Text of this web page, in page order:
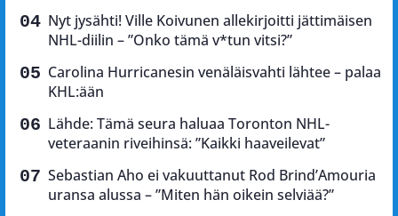
Nyt jysähti! Ville Koivunen allekirjoitti jättimäisen
NHL-diilin – ”Onko tämä v*tun vitsi?”
Carolina Hurricanesin venäläisvahti lähtee – palaa
KHL:ään
Lähde: Tämä seura haluaa Toronton NHL-
veteraanin riveihinsä: ”Kaikki haaveilevat”
Sebastian Aho ei vakuuttanut Rod Brind’Amouria
uransa alussa – ”Miten hän oikein selviää?”